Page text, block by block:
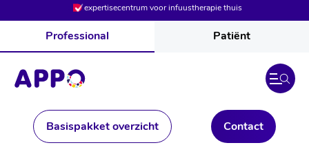
expertisecentrum voor infuustherapie thuis
Professional Patiënt
Basispakket overzicht Contact